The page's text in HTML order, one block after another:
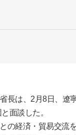
長は、 2 月8日、遼
面談した。
の経済・貿易交流